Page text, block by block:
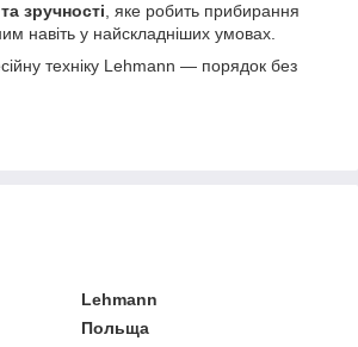
зручності , яке робить прибирання
навіть у найскладніших умовах.
техніку Lehmann — порядок без
Lehmann
Польща